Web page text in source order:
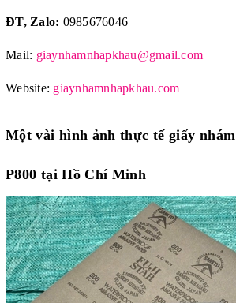
ĐT, Zalo: 0985676046
Mail: giaynhamnhapkhau@gmail.com
Website: giaynhamnhapkhau.com
Một vài hình ảnh thực tế giấy nhám
P800 tại Hồ Chí Minh